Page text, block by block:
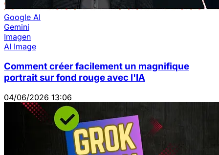
Google AI
Gemini
Imagen
AI Image
Comment créer facilement un magnifique
portrait sur fond rouge avec l'IA
04/06/2026 13:06